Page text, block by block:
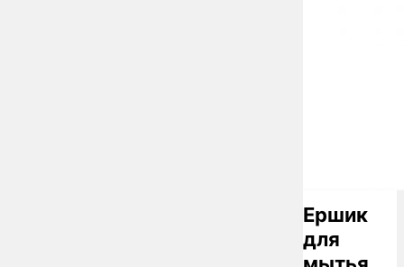
Ершик
для